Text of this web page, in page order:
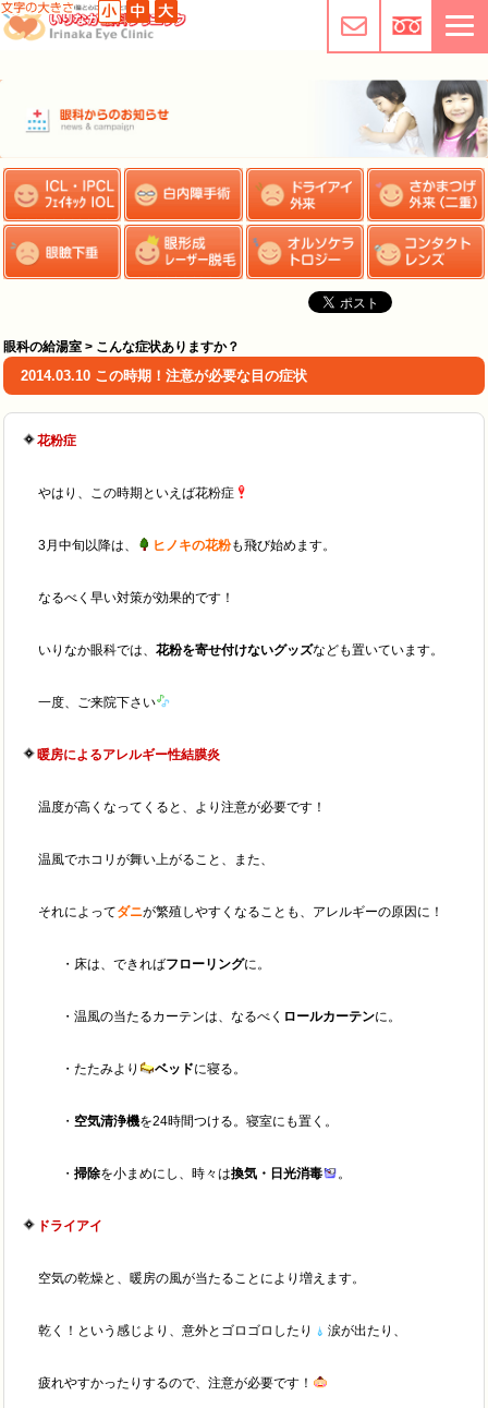
眼科の給湯室 > こんな症状ありますか？
2014.03.10 この時期！注意が必要な目の症状
花粉症
やはり、この時期といえば花粉症
3月中旬以降は、 ヒノキの花粉も飛び始めます。
なるべく早い対策が効果的です！
いりなか眼科では、 花粉を寄せ付けないグッズなども置いています。
一度、ご来院下さい
暖房によるアレルギー性結膜炎
温度が高くなってくると、より注意が必要です！
温風でホコリが舞い上がること、また、
それによってダニが繁殖しやすくなることも、アレルギーの原因に！
・床は、できればフローリングに。
・温風の当たるカーテンは、なるべく ロールカーテンに。
・たたみより ベッドに寝る。
・ 空気清浄機を24時間つける。寝室にも置く。
・ 掃除を小まめにし、時々は換気・日光消毒 。
ドライアイ
空気の乾燥と、暖房の風が当たることにより増えます。
乾く！という感じより、意外とゴロゴロしたり 涙が出たり、
疲れやすかったりするので、注意が必要です！